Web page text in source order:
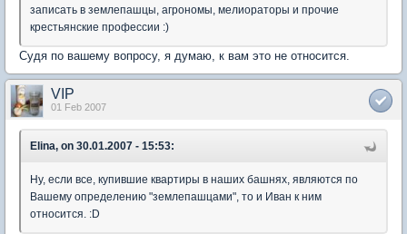
записать в землепашцы, агрономы, мелиораторы и прочие
крестьянские профессии :)
Судя по вашему вопросу, я думаю, к вам это не относится.
VIP
01 Feb 2007
Elina, on 30.01.2007 - 15:53:
Ну, если все, купившие квартиры в наших башнях, являются по
Вашему определению "землепашцами", то и Иван к ним
относится. :D